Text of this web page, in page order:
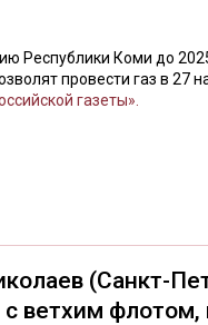
Республики Коми до
провести газ в 27
газеты».
(Санкт-
ветхим